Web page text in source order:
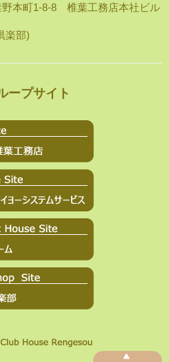
本町1-8-8 椎葉工務店本社ビル
楽部)
ープサイト